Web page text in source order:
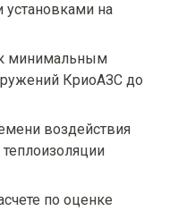
на
к минимальным
КриоАЗС до
воздействия
по оценке